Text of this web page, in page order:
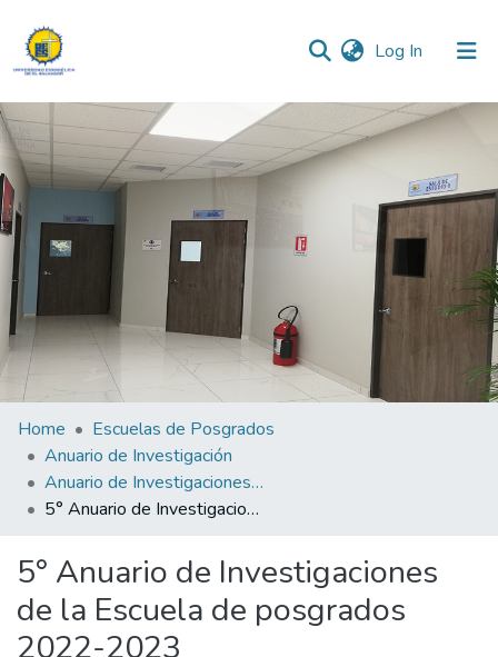
Log In (current)
Communities & Collections
All of DSpace
Statistics
Home
Escuelas de Posgrados
Anuario de Investigación
Anuario de Investigaciones de la Escuela de Posgrados
5° Anuario de Investigaciones de la Escuela de posgrados 2022-2023
5° Anuario de Investigaciones
de la Escuela de posgrados
2022-2023